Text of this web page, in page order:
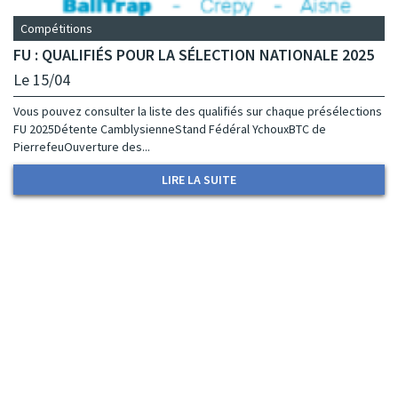
Compétitions
FU : QUALIFIÉS POUR LA SÉLECTION NATIONALE 2025
Le 15/04
Vous pouvez consulter la liste des qualifiés sur chaque présélections
FU 2025Détente CamblysienneStand Fédéral YchouxBTC de
PierrefeuOuverture des...
LIRE LA SUITE